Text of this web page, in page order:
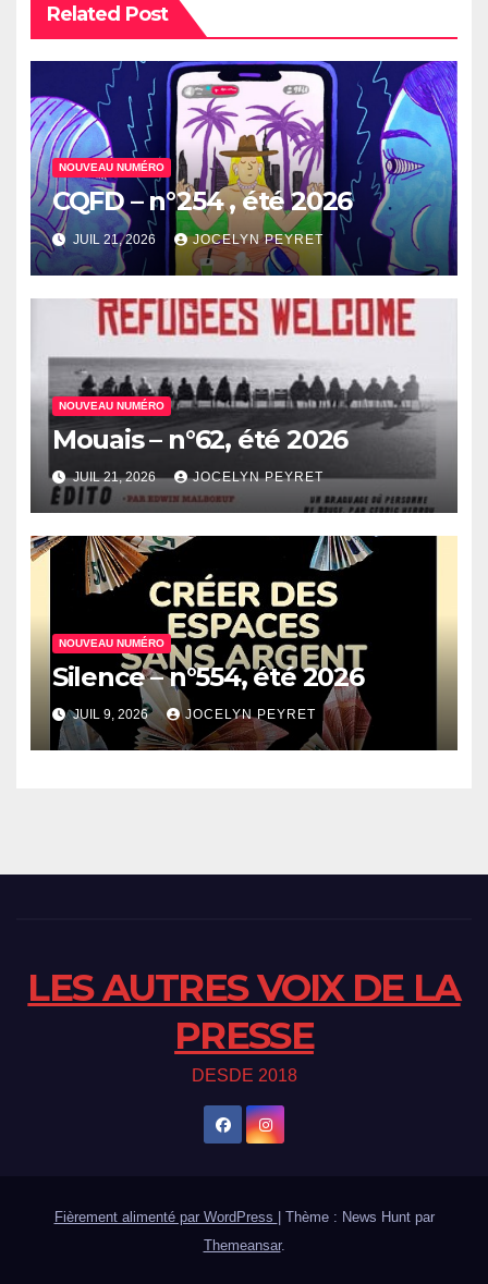
Related Post
NOUVEAU NUMÉRO
CQFD – n°254 , été 2026
JUIL 21, 2026 JOCELYN PEYRET
NOUVEAU NUMÉRO
Mouais – n°62, été 2026
JUIL 21, 2026 JOCELYN PEYRET
NOUVEAU NUMÉRO
Silence – n°554, été 2026
JUIL 9, 2026 JOCELYN PEYRET
LES AUTRES VOIX DE LA
PRESSE
DESDE 2018
Fièrement alimenté par WordPress
Thème : News Hunt par
Themeansar.